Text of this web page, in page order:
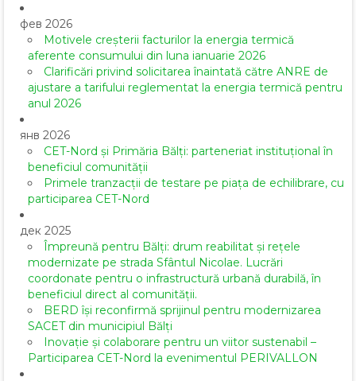
фев 2026
Motivele creșterii facturilor la energia termică
aferente consumului din luna ianuarie 2026
Clarificări privind solicitarea înaintată către ANRE de
ajustare a tarifului reglementat la energia termică pentru
anul 2026
янв 2026
CET-Nord și Primăria Bălți: parteneriat instituțional în
beneficiul comunității
Primele tranzacții de testare pe piața de echilibrare, cu
participarea CET-Nord
дек 2025
Împreună pentru Bălți: drum reabilitat și rețele
modernizate pe strada Sfântul Nicolae. Lucrări
coordonate pentru o infrastructură urbană durabilă, în
beneficiul direct al comunității.
BERD își reconfirmă sprijinul pentru modernizarea
SACET din municipiul Bălți
Inovație și colaborare pentru un viitor sustenabil –
Participarea CET-Nord la evenimentul PERIVALLON